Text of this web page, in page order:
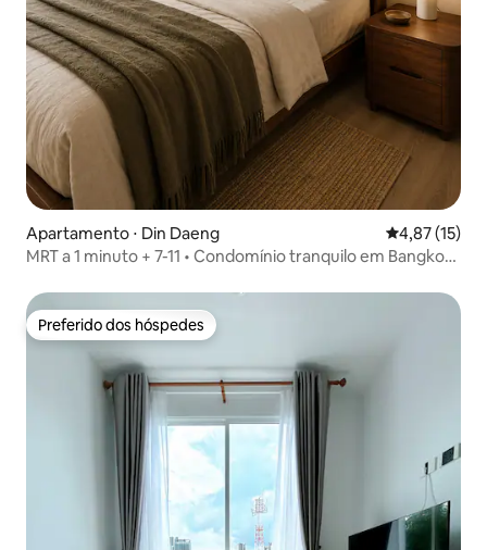
Apartamento ⋅ Din Daeng 4,87 de uma
4,87 (15)
MRT a 1 minuto + 7-11 • Condomínio tranquilo em Bangkok
Preferido dos hóspedes
Preferido dos hóspedes